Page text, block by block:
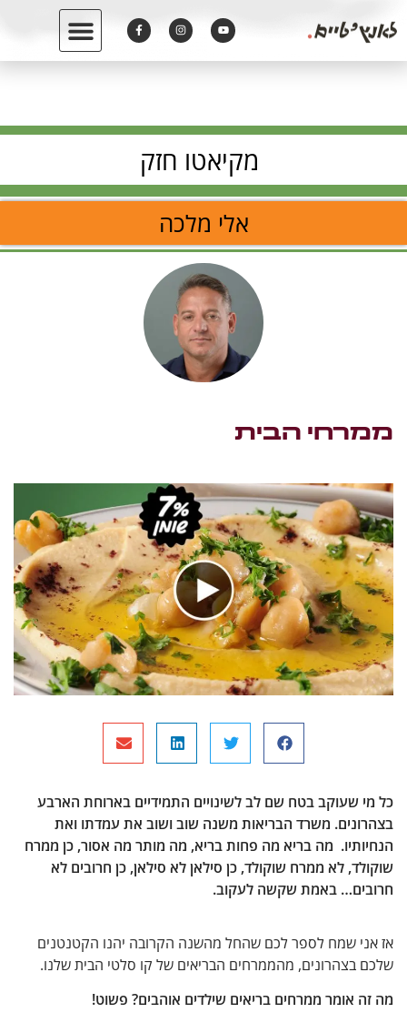
מקיאטו חזק
אלי מלכה
ממרחי הבית
כל מי שעוקב בטח שם לב לשינויים התמידיים בארוחת הארבע
בצהרונים. משרד הבריאות משנה שוב ושוב את עמדתו ואת
הנחיותיו. מה בריא מה פחות בריא, מה מותר מה אסור, כן ממרח
שוקולד, לא ממרח שוקולד, כן סילאן לא סילאן, כן חרובים לא
חרובים… באמת שקשה לעקוב.
אז אני שמח לספר לכם שהחל מהשנה הקרובה יהנו הקטנטנים
שלכם בצהרונים, מהממרחים הבריאים של קו סלטי הבית שלנו.
מה זה אומר ממרחים בריאים שילדים אוהבים? פשוט!